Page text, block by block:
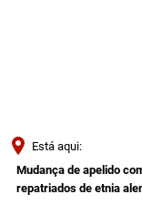
Está aqui:
Mudança de apelido
repatriados de etnia